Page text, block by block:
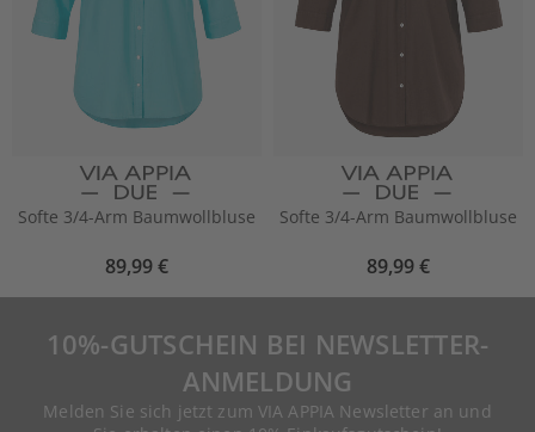
Softe 3/4-Arm Baumwollbluse
89,99 €
Softe 3/4-Arm Baumwollbluse
89,99 €
10%-GUTSCHEIN BEI NEWSLETTER-
ANMELDUNG
Melden Sie sich jetzt zum VIA APPIA Newsletter an und